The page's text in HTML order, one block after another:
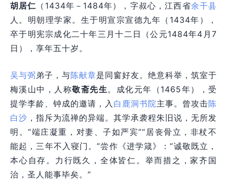
胡居仁 （1434年－1484年），字叔心，江西省余干县
人。明朝理学家。生于明宣宗宣德九年（1434年），
卒于明宪宗成化二十年三月十二日（公元1484年4月7
日），享年五十岁。
吴与弼弟子，与陈献章是同窗好友。绝意科举，筑室于
梅溪山中，人称敬斋先生。成化元年（1465年），受
提学李龄、钟成的邀请，入 白鹿洞书院主事。曾攻击陈
白沙 ，指斥为流禅的异端。其学承袭程朱旧说，无所发
明。“端庄凝重，对妻、子如严宾”“居丧骨立，非杖不
能起，三年不入寝门。”尝作《进学箴》：“诚敬既立，
本心自存。力行既久，全体皆仁。举而措之，家齐国
治，圣人能事毕矣。”